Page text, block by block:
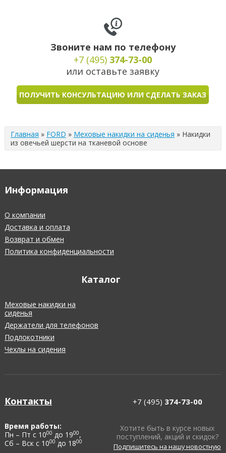
Звоните нам по телефону
+7 (495) 374-73-00
или оставьте заявку
ПОЛУЧИТЬ КОНСУЛЬТАЦИЮ ИЛИ СДЕЛАТЬ ЗАКАЗ
Главная » FORD » Меховые накидки на сиденья » Накидки
из овечьей шерсти на тканевой основе
Информация
О компании
Доставка и оплата
Возврат и обмен
Политика конфиденциальности
Каталог
Меховые накидки на
сиденья
Держатели для телефонов
Подлокотники
Чехлы на сидения
Контакты
Время работы:
Пн – Пт с 1000 до 1900,
Сб – Вск с 1000 до 1800
+7 (495) 374-73-00
Хотите быть в курсе новых
поступлений, акций и скидок?
Подпишитесь на нашу новостную